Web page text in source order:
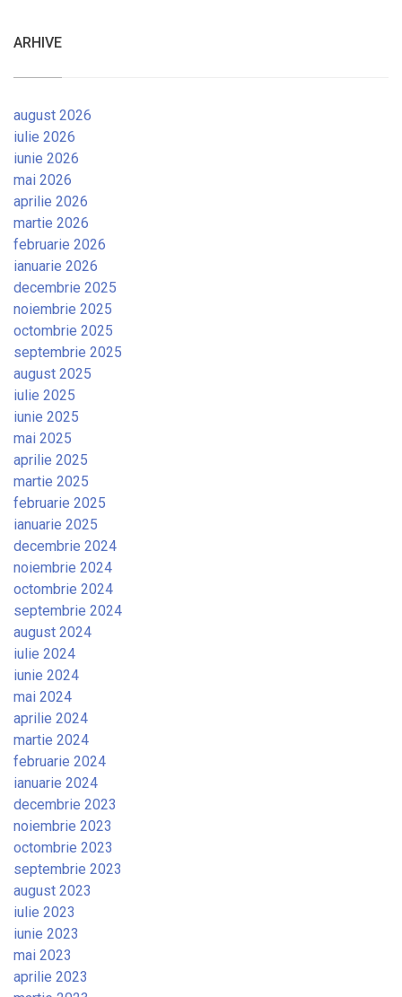
ARHIVE
august 2026
iulie 2026
iunie 2026
mai 2026
aprilie 2026
martie 2026
februarie 2026
ianuarie 2026
decembrie 2025
noiembrie 2025
octombrie 2025
septembrie 2025
august 2025
iulie 2025
iunie 2025
mai 2025
aprilie 2025
martie 2025
februarie 2025
ianuarie 2025
decembrie 2024
noiembrie 2024
octombrie 2024
septembrie 2024
august 2024
iulie 2024
iunie 2024
mai 2024
aprilie 2024
martie 2024
februarie 2024
ianuarie 2024
decembrie 2023
noiembrie 2023
octombrie 2023
septembrie 2023
august 2023
iulie 2023
iunie 2023
mai 2023
aprilie 2023